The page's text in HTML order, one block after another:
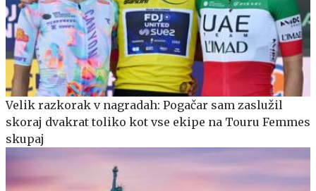
Velik razkorak v nagradah: Pogačar sam zaslužil
skoraj dvakrat toliko kot vse ekipe na Touru Femmes
skupaj